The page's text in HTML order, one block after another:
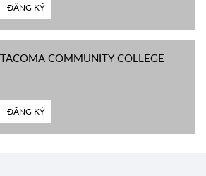
ĐĂNG KÝ
TACOMA COMMUNITY COLLEGE
ĐĂNG KÝ